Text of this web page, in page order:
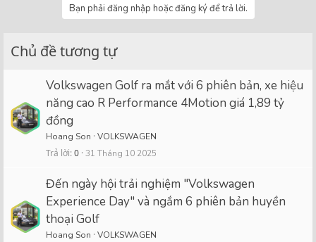
Bạn phải đăng nhập hoặc đăng ký để trả lời.
Chủ đề tương tự
Volkswagen Golf ra mắt với 6 phiên bản, xe hiệu
năng cao R Performance 4Motion giá 1,89 tỷ
đồng
Hoang Son VOLKSWAGEN
Trả lời 0 31 Tháng 10 2025
Đến ngày hội trải nghiệm "Volkswagen
Experience Day" và ngắm 6 phiên bản huyền
thoại Golf
Hoang Son VOLKSWAGEN